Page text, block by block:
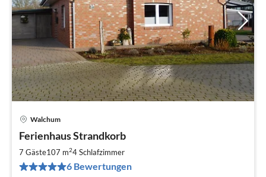
Walchum
Ferienhaus Strandkorb
7 Gäste107 m24Schlafzimmer
6 Bewertungen